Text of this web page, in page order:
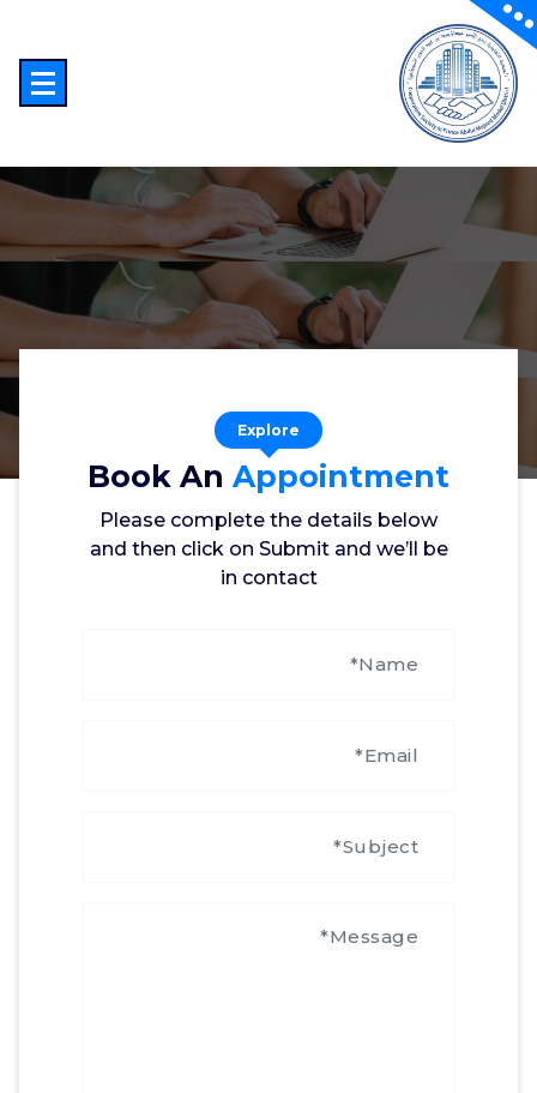
Explore
Book AnAppointment
Please complete the details below
and then click on Submit and we’ll be
in contact